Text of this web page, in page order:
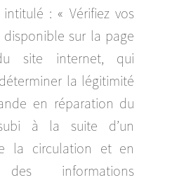
: « Vérifiez vos
sur la page
site internet, qui
la légitimité
en réparation du
à la suite d’un
la circulation et en
informations